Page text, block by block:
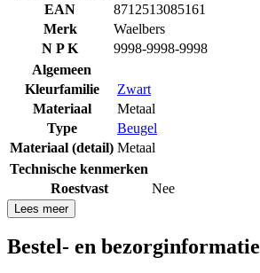
EAN
8712513085161
Merk
Waelbers
N P K
9998-9998-9998
Algemeen
Kleurfamilie
Zwart
Materiaal
Metaal
Type
Beugel
Materiaal (detail) Metaal
Technische kenmerken
Roestvast
Nee
Lees meer
Bestel- en bezorginformatie